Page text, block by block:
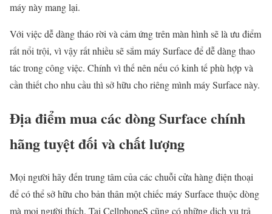
máy này mang lại.
Với việc dễ dàng tháo rời và cảm ứng trên màn hình sẽ là ưu điểm
rất nổi trội, vì vậy rất nhiều sẽ sắm máy Surface để dễ dàng thao
tác trong công việc. Chính vì thế nên nếu có kinh tế phù hợp và
cần thiết cho nhu cầu thì sở hữu cho riêng mình máy Surface này.
Địa điểm mua các dòng Surface chính
hãng tuyệt đối và chất lượng
Mọi người hãy đến trung tâm của các chuỗi cửa hàng điện thoại
để có thể sở hữu cho bản thân một chiếc máy Surface thuộc dòng
mà mọi người thích. Tại CellphoneS cũng có những dịch vụ trả